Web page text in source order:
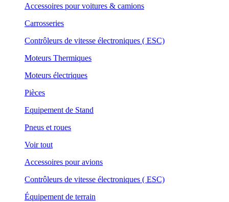
Accessoires pour voitures & camions
Carrosseries
Contrôleurs de vitesse électroniques ( ESC)
Moteurs Thermiques
Moteurs électriques
Pièces
Equipement de Stand
Pneus et roues
Voir tout
Accessoires pour avions
Contrôleurs de vitesse électroniques ( ESC)
Équipement de terrain